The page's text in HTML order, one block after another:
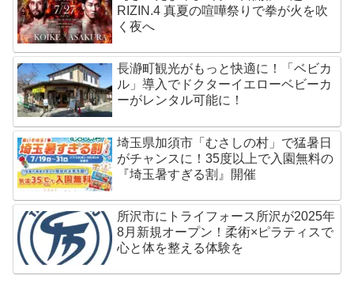
RIZIN.4 真夏の喧嘩祭りで拳が火を吹
く夜へ
長瀞町観光がもっと快適に！「ベビカ
ル」導入でドクターイエローベビーカ
ーがレンタル可能に！
埼玉県加須市「むさしの村」で猛暑日
がチャンスに！35度以上で入園無料の
『埼玉暑すぎる割』開催
所沢市にトライフォース所沢が2025年
8月新規オープン！柔術×ピラティスで
心と体を整える体験を